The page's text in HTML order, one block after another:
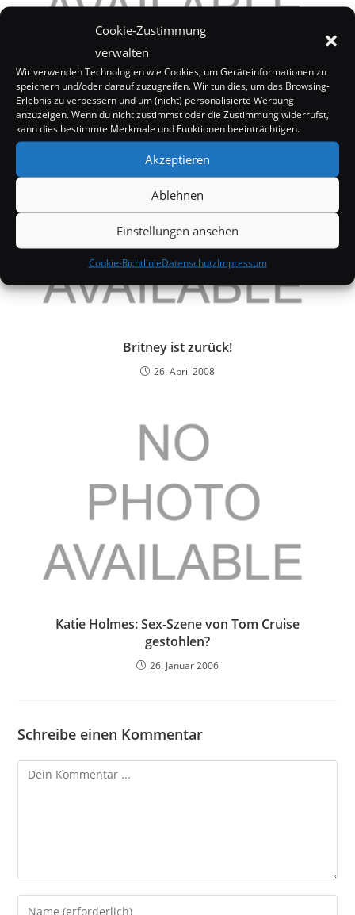
Cookie-Zustimmung
verwalten
Wir verwenden Technologien wie Cookies, um Geräteinformationen zu
speichern und/oder darauf zuzugreifen. Wir tun dies, um das Browsing-
Erlebnis zu verbessern und um (nicht) personalisierte Werbung
anzuzeigen. Wenn du nicht zustimmst oder die Zustimmung widerrufst,
kann dies bestimmte Merkmale und Funktionen beeinträchtigen.
Akzeptieren
Ablehnen
Einstellungen ansehen
Cookie-RichtlinieDatenschutzImpressum
Lost: Werbung mit Sammelkarten
9. September 2005
Britney ist zurück!
26. April 2008
Katie Holmes: Sex-Szene von Tom Cruise
gestohlen?
26. Januar 2006
Schreibe einen Kommentar
Kommentieren
Gib